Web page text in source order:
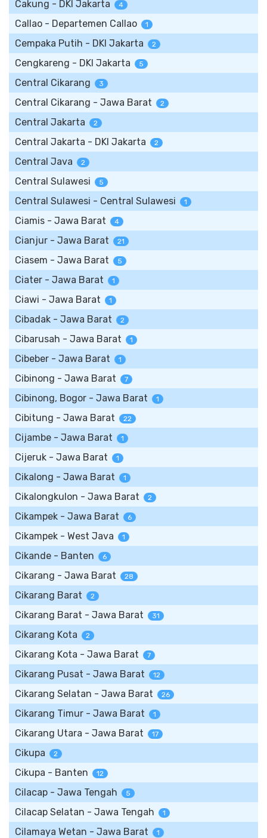
Cakung - DKI Jakarta 4
Callao - Departemen Callao 1
Cempaka Putih - DKI Jakarta 2
Cengkareng - DKI Jakarta 5
Central Cikarang 3
Central Cikarang - Jawa Barat 2
Central Jakarta 2
Central Jakarta - DKI Jakarta 2
Central Java 2
Central Sulawesi 5
Central Sulawesi - Central Sulawesi 1
Ciamis - Jawa Barat 4
Cianjur - Jawa Barat 21
Ciasem - Jawa Barat 5
Ciater - Jawa Barat 1
Ciawi - Jawa Barat 1
Cibadak - Jawa Barat 2
Cibarusah - Jawa Barat 1
Cibeber - Jawa Barat 1
Cibinong - Jawa Barat 7
Cibinong, Bogor - Jawa Barat 1
Cibitung - Jawa Barat 22
Cijambe - Jawa Barat 1
Cijeruk - Jawa Barat 1
Cikalong - Jawa Barat 1
Cikalongkulon - Jawa Barat 2
Cikampek - Jawa Barat 6
Cikampek - West Java 1
Cikande - Banten 6
Cikarang - Jawa Barat 28
Cikarang Barat 2
Cikarang Barat - Jawa Barat 31
Cikarang Kota 2
Cikarang Kota - Jawa Barat 7
Cikarang Pusat - Jawa Barat 12
Cikarang Selatan - Jawa Barat 26
Cikarang Timur - Jawa Barat 1
Cikarang Utara - Jawa Barat 17
Cikupa 2
Cikupa - Banten 12
Cilacap - Jawa Tengah 5
Cilacap Selatan - Jawa Tengah 1
Cilamaya Wetan - Jawa Barat 1